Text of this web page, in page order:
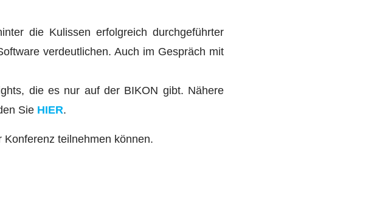
die Kulissen erfolgreich durchgeführter
verdeutlichen. Auch im Gespräch mit
die es nur auf der BIKON gibt. Nähere
Sie HIER.
teilnehmen können.